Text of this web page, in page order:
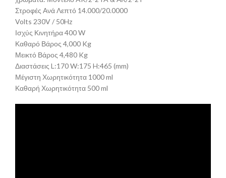
Στροφές Ανά Λεπτό 14.000/20.0000
Volts 230V / 50Hz
Ισχύς Κινητήρα 400 W
Καθαρό Βάρος 4,000 Kg
Μεικτό Βάρος 4,480 Kg
Διαστάσεις L:170 W:175 H:465 (mm)
Μέγιστη Χωρητικότητα 1000 ml
Καθαρή Χωρητικότητα 500 ml